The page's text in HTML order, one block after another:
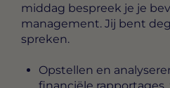
middag bespreek je je
management. Jij bent
spreken.
Opstellen en